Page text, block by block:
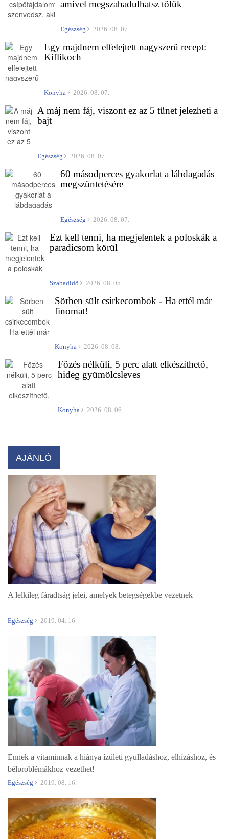
amivel megszabadulhatsz tőlük
Egészség 2026. 08. 07.
Egy majdnem elfelejtett nagyszerű recept:
Kiflikoch
Konyha 2026. 08. 07.
A máj nem fáj, viszont ez az 5 tünet jelezheti a
bajt
Egészség 2026. 08. 07.
60 másodperces gyakorlat a lábdagadás
megszüntetésére
Egészség 2026. 08. 07.
Ezt kell tenni, ha megjelentek a poloskák a
paradicsom körül
Szabadidő 2026. 08. 05.
Sörben sült csirkecombok - Ha ettél már
finomat!
Konyha 2026. 08. 08.
Főzés nélküli, 5 perc alatt elkészíthető,
hideg gyümölcsleves
Konyha 2026. 08. 06.
AJÁNLÓ
A lelkileg fáradtság jelei, amelyek betegségekbe vezetnek
Egészség 2019. 04. 16.
Ennek a vitaminnak a hiánya ízületi gyulladáshoz, elhízáshoz, és
bélproblémákhoz vezethet!
Egészség 2019. 08. 16.